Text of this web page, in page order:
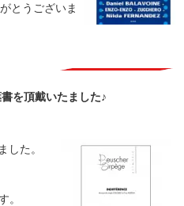
とうございま
を頂戴いたました♪
した。
。